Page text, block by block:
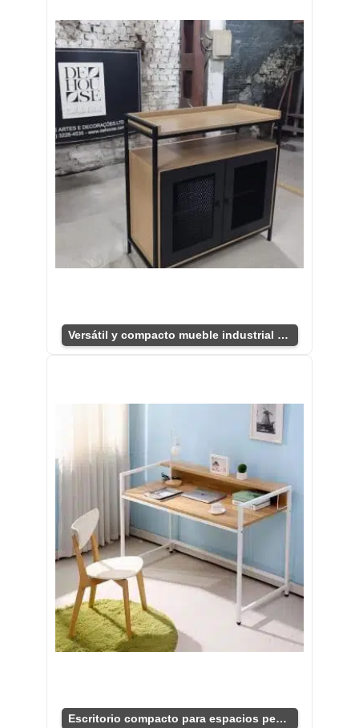
Versátil y compacto mueble industrial para TV
Escritorio compacto para espacios pequeños